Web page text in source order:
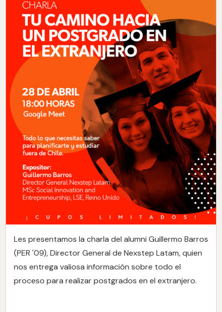
Les presentamos la charla del alumni Guillermo Barros
(PER '09), Director General de Nexstep Latam, quien
nos entrega valiosa información sobre todo el
proceso para realizar postgrados en el extranjero.